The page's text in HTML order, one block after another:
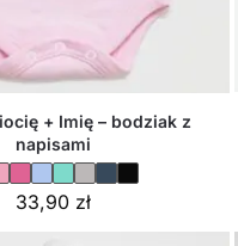
+ Imię – bodziak z
napisami
33,90 zł